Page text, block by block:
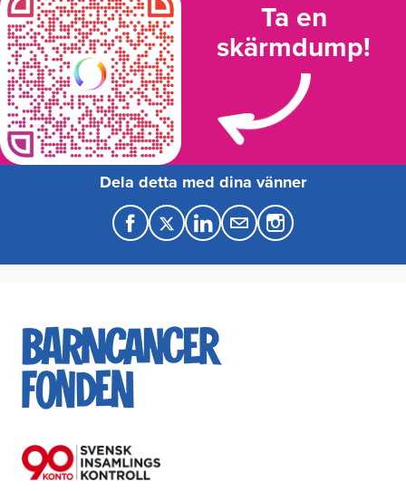
Ta en
skärmdump!
Dela detta med dina vänner
F
a
e
b
k
T
w
t
t
L
i
k
e
M
a